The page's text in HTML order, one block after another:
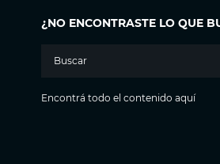
¿NO ENCONTRASTE LO QUE
Encontrá todo el contenido aquí